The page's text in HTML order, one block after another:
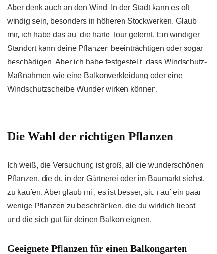
Aber denk auch an den Wind. In der Stadt kann es oft
windig sein, besonders in höheren Stockwerken. Glaub
mir, ich habe das auf die harte Tour gelernt. Ein windiger
Standort kann deine Pflanzen beeinträchtigen oder sogar
beschädigen. Aber ich habe festgestellt, dass Windschutz-
Maßnahmen wie eine Balkonverkleidung oder eine
Windschutzscheibe Wunder wirken können.
Die Wahl der richtigen Pflanzen
Ich weiß, die Versuchung ist groß, all die wunderschönen
Pflanzen, die du in der Gärtnerei oder im Baumarkt siehst,
zu kaufen. Aber glaub mir, es ist besser, sich auf ein paar
wenige Pflanzen zu beschränken, die du wirklich liebst
und die sich gut für deinen Balkon eignen.
Geeignete Pflanzen für einen Balkongarten